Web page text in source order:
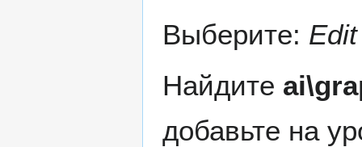
Выберите:
Найдите
добавьте на